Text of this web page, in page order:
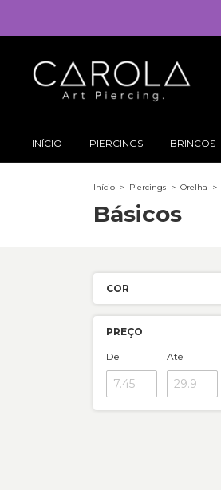
INÍCIO PIERCINGS BRINCOS
Início > Piercings > Orelha >
Básicos
COR
PREÇO
De Até